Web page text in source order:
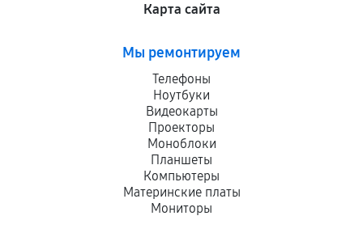
Карта сайта
Мы ремонтируем
Телефоны
Ноутбуки
Видеокарты
Проекторы
Моноблоки
Планшеты
Компьютеры
Материнские платы
Мониторы